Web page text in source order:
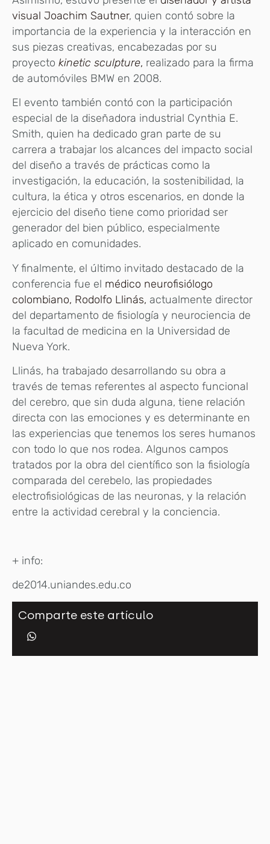
visual Joachim Sautner, quien contó sobre la
importancia de la experiencia y la interacción en
sus piezas creativas, encabezadas por su
proyecto kinetic sculpture, realizado para la firma
de automóviles BMW en 2008.
El evento también contó con la participación
especial de la diseñadora industrial Cynthia E.
Smith, quien ha dedicado gran parte de su
carrera a trabajar los alcances del impacto social
del diseño a través de prácticas como la
investigación, la educación, la sostenibilidad, la
cultura, la ética y otros escenarios, en donde la
ejercicio del diseño tiene como prioridad ser
generador del bien público, especialmente
aplicado en comunidades.
Y finalmente, el último invitado destacado de la
conferencia fue el médico neurofisiólogo
colombiano, Rodolfo Llinás, actualmente director
del departamento de fisiología y neurociencia de
la facultad de medicina en la Universidad de
Nueva York.
Llinás, ha trabajado desarrollando su obra a
través de temas referentes al aspecto funcional
del cerebro, que sin duda alguna, tiene relación
directa con las emociones y es determinante en
las experiencias que tenemos los seres humanos
con todo lo que nos rodea. Algunos campos
tratados por la obra del científico son la fisiología
comparada del cerebelo, las propiedades
electrofisiológicas de las neuronas, y la relación
entre la actividad cerebral y la conciencia.
+ info:
de2014.uniandes.edu.co
Comparte este artículo